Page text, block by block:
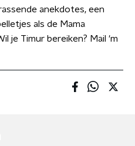
anekdotes, een
als de Mama
je Timur bereiken? Mail 'm